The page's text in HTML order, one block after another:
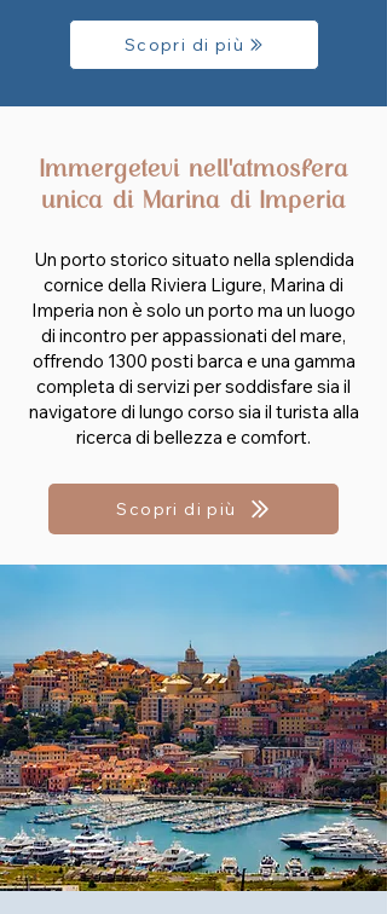
Scopri di più
Immergetevi nell'atmosfera
unica di Marina di Imperia
Un porto storico situato nella splendida
cornice della Riviera Ligure, Marina di
Imperia non è solo un porto ma un luogo
di incontro per appassionati del mare,
offrendo 1300 posti barca e una gamma
completa di servizi per soddisfare sia il
navigatore di lungo corso sia il turista alla
ricerca di bellezza e comfort.
Scopri di più